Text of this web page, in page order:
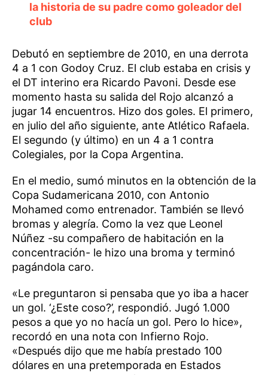
la historia de su padre como goleador del
club
Debutó en septiembre de 2010, en una derrota
4 a 1 con Godoy Cruz. El club estaba en crisis y
el DT interino era Ricardo Pavoni. Desde ese
momento hasta su salida del Rojo alcanzó a
jugar 14 encuentros. Hizo dos goles. El primero,
en julio del año siguiente, ante Atlético Rafaela.
El segundo (y último) en un 4 a 1 contra
Colegiales, por la Copa Argentina.
En el medio, sumó minutos en la obtención de la
Copa Sudamericana 2010, con Antonio
Mohamed como entrenador. También se llevó
bromas y alegría. Como la vez que Leonel
Núñez -su compañero de habitación en la
concentración- le hizo una broma y terminó
pagándola caro.
«Le preguntaron si pensaba que yo iba a hacer
un gol. ‘¿Este coso?’, respondió. Jugó 1.000
pesos a que yo no hacía un gol. Pero lo hice»,
recordó en una nota con Infierno Rojo.
«Después dijo que me había prestado 100
dólares en una pretemporada en Estados